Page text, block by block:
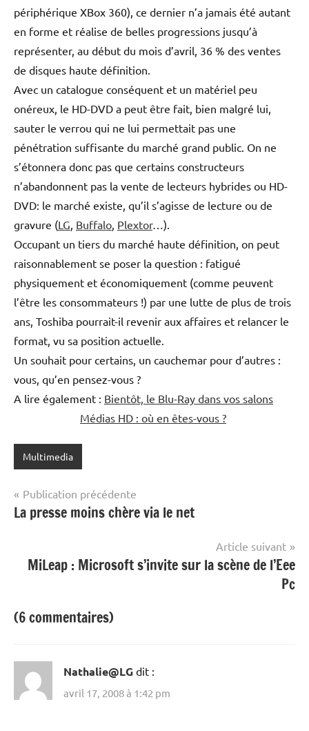
périphérique XBox 360), ce dernier n’a jamais été autant
en forme et réalise de belles progressions jusqu’à
représenter, au début du mois d’avril, 36 % des ventes
de disques haute définition.
Avec un catalogue conséquent et un matériel peu
onéreux, le HD-DVD a peut être fait, bien malgré lui,
sauter le verrou qui ne lui permettait pas une
pénétration suffisante du marché grand public. On ne
s’étonnera donc pas que certains constructeurs
n’abandonnent pas la vente de lecteurs hybrides ou HD-
DVD: le marché existe, qu’il s’agisse de lecture ou de
gravure (LG Buffalo Plextor…).
Occupant un tiers du marché haute définition, on peut
raisonnablement se poser la question : fatigué
physiquement et économiquement (comme peuvent
l’être les consommateurs !) par une lutte de plus de trois
ans, Toshiba pourrait-il revenir aux affaires et relancer le
format, vu sa position actuelle.
Un souhait pour certains, un cauchemar pour d’autres :
vous, qu’en pensez-vous ?
A lire également : Bientôt, le Blu-Ray dans vos salons
Médias HD : où en êtes-vous ?
Multimedia
Navigation
de
Publication précédente
La presse moins chère via le net
Article suivant
MiLeap : Microsoft s’invite sur la scène de l’Eee
Pc
(6 commentaires)
Nathalie@LG dit :
avril 17, 2008 à 1:42 pm